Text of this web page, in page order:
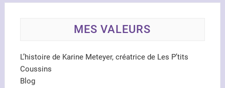
MES VALEURS
L’histoire de Karine Meteyer, créatrice de Les P’tits
Coussins
Blog